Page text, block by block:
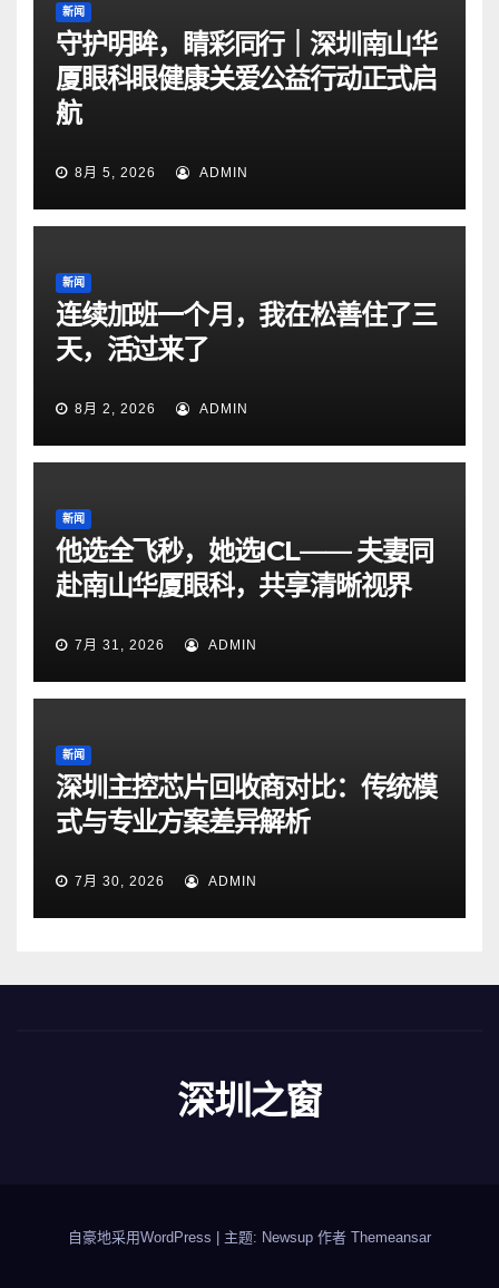
新闻
守护明眸，睛彩同行｜深圳南山华
厦眼科眼健康关爱公益行动正式启
航
8月 5, 2026 ADMIN
新闻
连续加班一个月，我在松善住了三
天，活过来了
8月 2, 2026 ADMIN
新闻
他选全飞秒，她选ICL—— 夫妻同
赴南山华厦眼科，共享清晰视界
7月 31, 2026 ADMIN
新闻
深圳主控芯片回收商对比：传统模
式与专业方案差异解析
7月 30, 2026 ADMIN
深圳之窗
自豪地采用WordPress 主题: Newsup 作者 Themeansar